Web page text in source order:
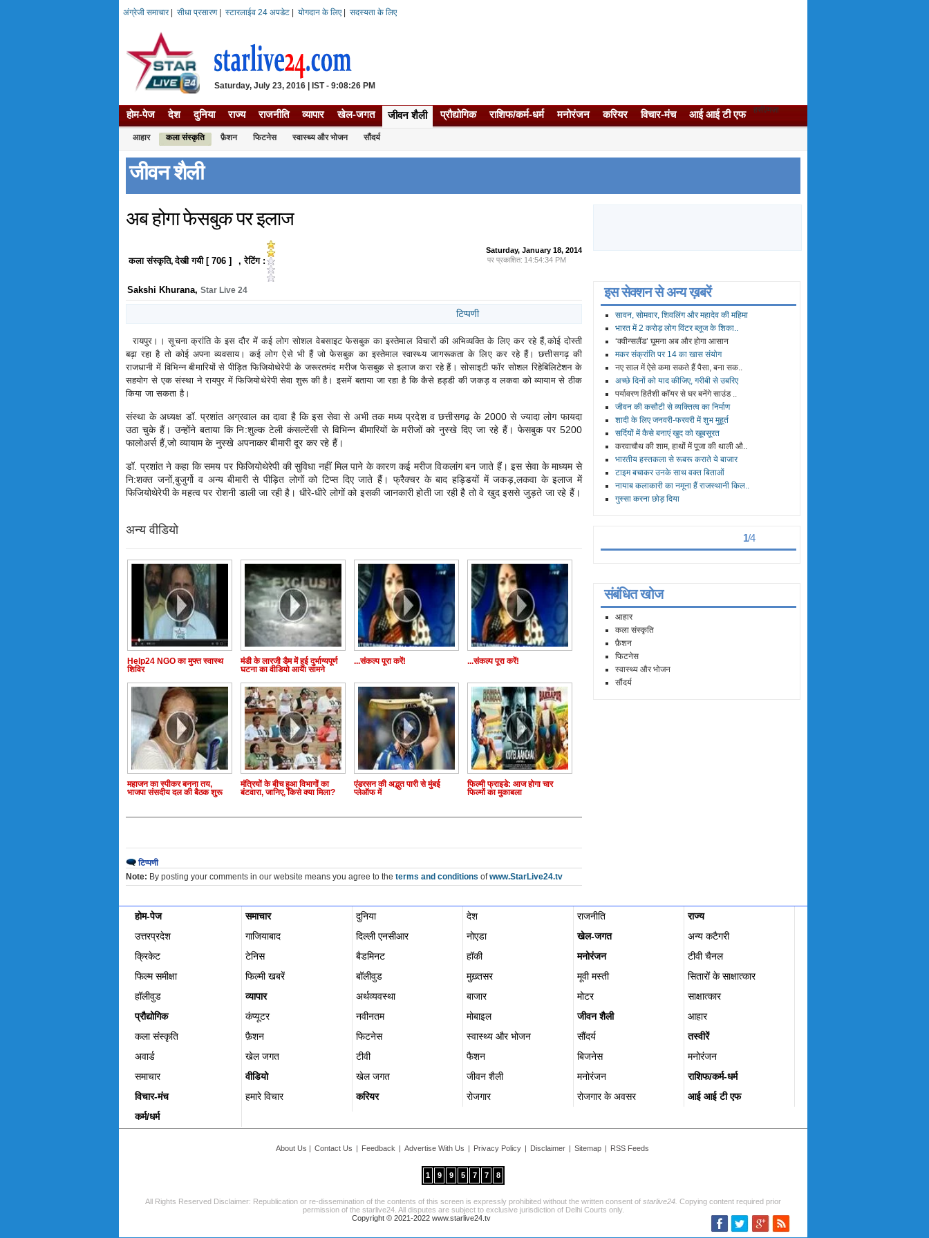
अंग्रेजी समाचार| सीधा प्रसारण| स्टारलाईव 24 अपडेट योगदान के लिए| सदस्यता के लिए
Saturday, July 23, 2016 | IST - 9:08:26 PM
होम-पेज देश दुनिया राज्य राजनीति व्यापार खेल-जगत जीवन शैली प्रौद्योगिक राशिफ/कर्म-धर्म मनोरंजन करियर विचार-मंच आई आई टी एफ हसी/मज़ा
आहार कला संस्कृति फ़ैशन फिटनेस स्वास्थ्य और भोजन सौंदर्य
जीवन शैली
अब होगा फेसबुक पर इलाज
कला संस्कृति, देखी गयी [ 706 ] , रेटिंग :
Sakshi Khurana, Star Live 24
Saturday, January 18, 2014
पर प्रकाशित: 14:54:34 PM
टिप्पणी
रायपुर।। सूचना क्रांति के इस दौर में कई लोग सोशल वेबसाइट फेसबुक का इस्तेमाल विचारों की अभिव्यक्ति के लिए कर रहे हैं,कोई दोस्ती
बढ़ा रहा है तो कोई अपना व्यवसाय। कई लोग ऐसे भी हैं जो फेसबुक का इस्तेमाल स्वास्थ्य जागरूकता के लिए कर रहे हैं। छत्तीसगढ़ की
राजधानी में विभिन्न बीमारियों से पीड़ित फिजियोथेरेपी के जरूरतमंद मरीज फेसबुक से इलाज करा रहे हैं। सोसाइटी फॉर सोशल रिहेबिलिटेशन के
सहयोग से एक संस्था ने रायपुर में फिजियोथेरेपी सेवा शुरू की है। इसमें बताया जा रहा है कि कैसे हड्डी की जकड़ व लकवा को व्यायाम से ठीक
किया जा सकता है।
संस्था के अध्यक्ष डॉ. प्रशांत अग्रवाल का दावा है कि इस सेवा से अभी तक मध्य प्रदेश व छत्तीसगढ़ के 2000 से ज्यादा लोग फायदा
उठा चुके हैं। उन्होंने बताया कि नि:शुल्क टेली कंसल्टेंसी से विभिन्न बीमारियों के मरीजों को नुस्खे दिए जा रहे हैं। फेसबुक पर 5200
फालोअर्स हैं,जो व्यायाम के नुस्खे अपनाकर बीमारी दूर कर रहे हैं।
डॉ. प्रशांत ने कहा कि समय पर फिजियोथेरेपी की सुविधा नहीं मिल पाने के कारण कई मरीज विकलांग बन जाते हैं। इस सेवा के माध्यम से
नि:शक्त जनों,बुजुर्गो व अन्य बीमारी से पीड़ित लोगों को टिप्स दिए जाते हैं। फ्रैक्चर के बाद हड्डियों में जकड़,लकवा के इलाज में
फिजियोथेरेपी के महत्व पर रोशनी डाली जा रही है। धीरे-धीरे लोगों को इसकी जानकारी होती जा रही है तो वे खुद इससे जुड़ते जा रहे हैं।
अन्य वीडियो
Help24 NGO का मुफ्त स्वास्थ
शिविर
मंडी के लारजी डैम में हुई दुर्भाग्यपूर्ण
घटना का वीडियो आया सामने
...संकल्प पूरा करें! ...संकल्प पूरा करें!
महाजन का स्पीकर बनना तय,
भाजपा संसदीय दल की बैठक शुरू
मंत्रियों के बीच हुआ विभागों का
बंटवारा, जानिए, किसे क्या मिला?
एंडरसन की अद्भुत पारी से मुंबई
प्लेऑफ में
फिल्मी फ्राइडे: आज होगा चार
फिल्मों का मुकाबला
टिप्पणी
Note: By posting your comments in our website means you agree to the terms and conditions ofwww.StarLive24.tv
इस सेक्‍शन से अन्‍य ख़बरें
सावन, सोमवार, शिवलिंग और महादेव की महिमा
भारत में 2 करोड़ लोग विंटर ब्लूज के शिका..
‘क्वीन्सलैंड’ घूमना अब और होगा आसान
मकर संक्रांति पर 14 का खास संयोग
नए साल में ऐसे कमा सकते हैं पैसा, बना सक..
अच्छे दिनों को याद कीजिए, गरीबी से उबरिए
पर्यावरण हितैशी कॉयर से घर बनेंगे साउंड ..
जीवन की कसौटी से व्यक्तित्व का निर्माण
शादी के लिए जनवरी-फरवरी में शुभ मुहूर्त
सर्दियों में कैसे बनाएं खुद को खूबसूरत
करवाचौथ की शाम, हाथों में पूजा की थाली औ..
भारतीय हस्तकला से रूबरू कराते ये बाजार
टाइम बचाकर उनके साथ वक्त बिताओं
नायाब कलाकारी का नमूना हैं राजस्थानी किल..
गुस्सा करना छोड़ दिया
1/4
संबंधित खोज
आहार
कला संस्कृति
फ़ैशन
फिटनेस
स्वास्थ्य और भोजन
सौंदर्य
होम-पेज समाचार दुनिया देश राजनीति
राज्य
उत्तरप्रदेश
गाजियाबाद दिल्ली एनसीआर नोएडा खेल-जगत
अन्य कटैगरी
क्रिकेट
टेनिस बैडमिनट हॉकी मनोरंजन
टीवी चैनल
फिल्म समीक्षा
फिल्‍मी खबरें बॉलीवुड मुख़्तसर मूवी मस्ती
सितारों के साक्षात्कार
हॉलीवुड
व्यापार अर्थव्यवस्था बाजार मोटर
साक्षात्कार
प्रौद्योगिक
कंप्यूटर नवीनतम मोबाइल जीवन शैली
आहार
कला संस्कृति
फ़ैशन फिटनेस स्वास्थ्य और भोजन सौंदर्य
तस्वीरें
अवार्ड
खेल जगत टीवी फैशन बिजनेस
मनोरंजन
समाचार
वीडियो खेल जगत जीवन शैली मनोरंजन
राशिफ/कर्म-धर्म
विचार-मंच
हमारे विचार करियर रोजगार रोजगार के अवसर
आई आई टी एफ
कर्म/धर्म
About Us | Contact Us | Feedback | Advertise With Us | Privacy Policy | Disclaimer | Sitemap | RSS Feeds
1 9 9 5 7 7 8
All Rights Reserved Disclaimer: Republication or re-dissemination of the contents of this screen is expressly prohibited without the written consent of starlive24. Copying content required prior
permission of the starlive24. All disputes are subject to exclusive jurisdiction of Delhi Courts only.
Copyright © 2021-2022 www.starlive24.tv